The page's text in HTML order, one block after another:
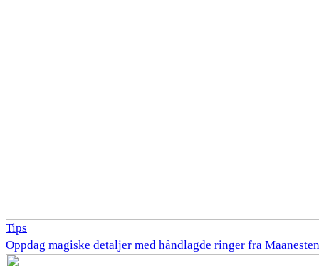
Tips
Oppdag magiske detaljer med håndlagde ringer fra Maanesten